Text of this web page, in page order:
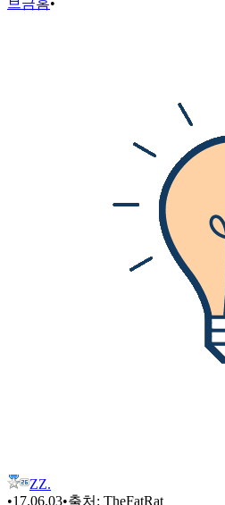
ZZ.
•17.06.03•출처: TheFatRat